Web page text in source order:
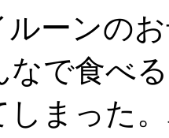
ーンの
なで食べ
しまった